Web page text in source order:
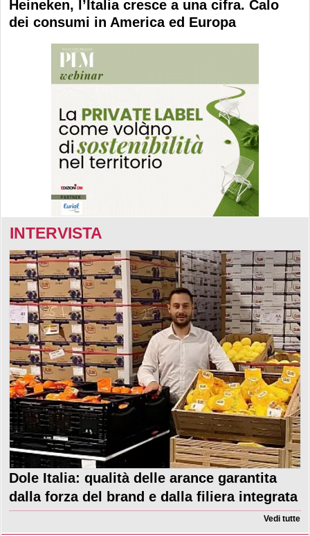
Heineken, l’Italia cresce a una cifra. Calo
dei consumi in America ed Europa
INTERVISTA
Dole Italia: qualità delle arance garantita
dalla forza del brand e dalla filiera integrata
Vedi tutte